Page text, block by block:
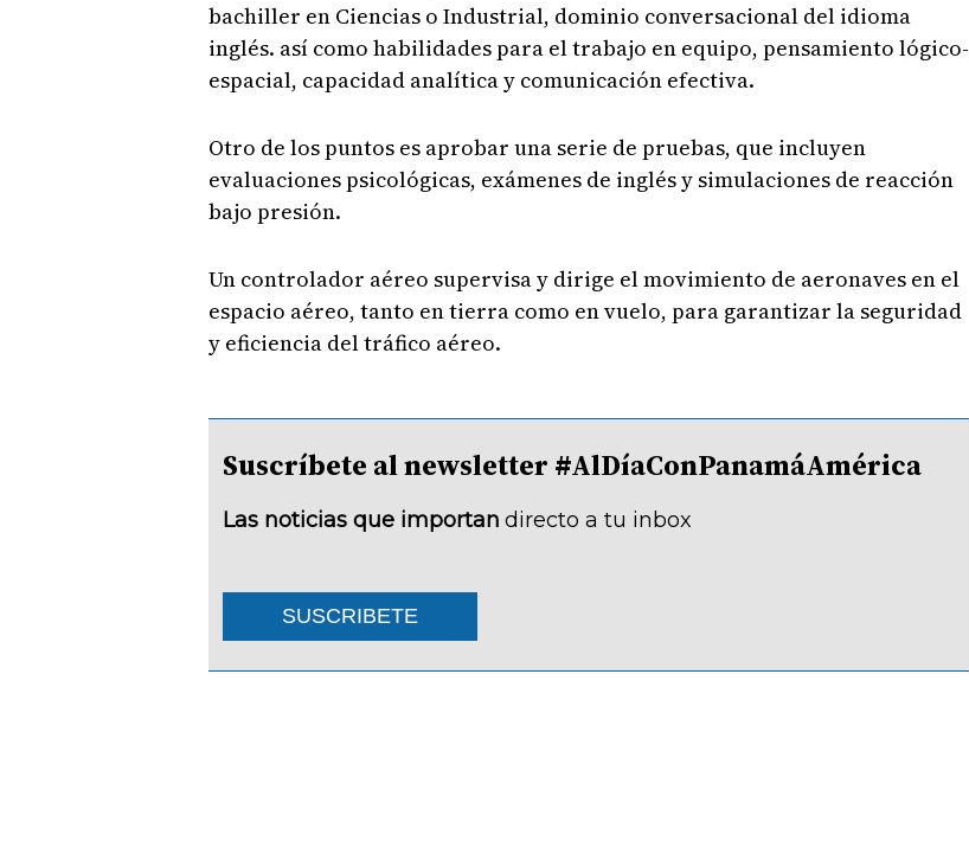
bachiller en Ciencias o Industrial, dominio conversacional del idioma
inglés. así como habilidades para el trabajo en equipo, pensamiento lógico-
espacial, capacidad analítica y comunicación efectiva.
Otro de los puntos es aprobar una serie de pruebas, que incluyen
evaluaciones psicológicas, exámenes de inglés y simulaciones de reacción
bajo presión.
Un controlador aéreo supervisa y dirige el movimiento de aeronaves en el
espacio aéreo, tanto en tierra como en vuelo, para garantizar la seguridad
y eficiencia del tráfico aéreo.
Suscríbete al newsletter #AlDíaConPanamáAmérica
Las noticias que importan directo a tu inbox
SUSCRIBETE